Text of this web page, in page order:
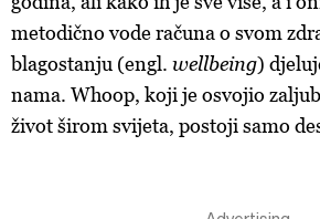
metodično vode računa o svom
blagostanju (engl. wellbeing)
nama. Whoop, koji je osvojio
život širom svijeta, postoji samo